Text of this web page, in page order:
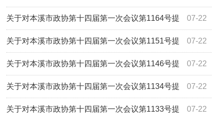
案的答复 07-22
关于对本溪市政协第十四届第一次会议第1164号提
案的答复 07-22
关于对本溪市政协第十四届第一次会议第1151号提
案的答复 07-22
关于对本溪市政协第十四届第一次会议第1146号提
案的答复 07-22
关于对本溪市政协第十四届第一次会议第1134号提
案的答复 07-22
关于对本溪市政协第十四届第一次会议第1133号提